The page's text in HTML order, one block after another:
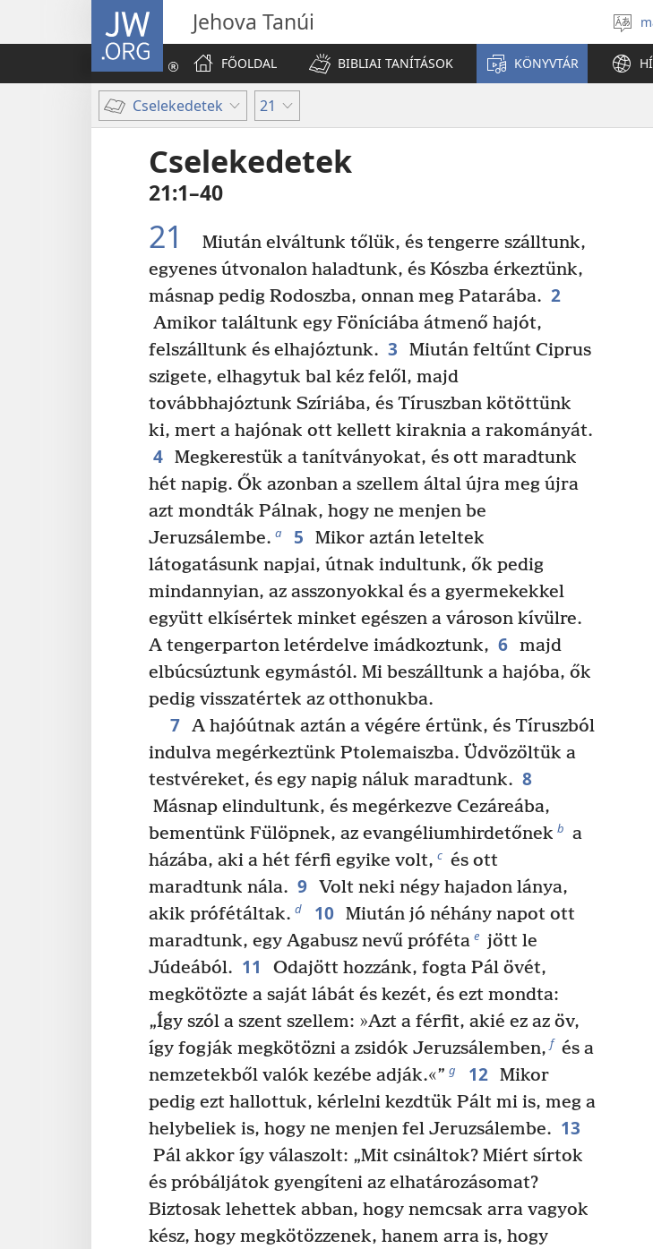
JW.ORG Jehova Tanúi
FŐOLDAL
BIBLIAI TANÍTÁSOK KÖNYVTÁR
Cselekedetek 21
Cselekedetek
21:1–40
21
Miután elváltunk tőlük, és tengerre szálltunk,
egyenes útvonalon haladtunk, és Kószba érkeztünk,
másnap pedig Rodoszba, onnan meg Patarába. 2
Amikor találtunk egy Föníciába átmenő hajót,
felszálltunk és elhajóztunk. 3
Miután feltűnt Ciprus
szigete, elhagytuk bal kéz felől, majd
továbbhajóztunk Szíriába, és Tíruszban kötöttünk
ki, mert a hajónak ott kellett kiraknia a rakományát.
4 Megkerestük a tanítványokat, és ott maradtunk
hét napig. Ők azonban a szellem által újra meg újra
azt mondták Pálnak, hogy ne menjen be
Jeruzsálembe. a 5
Mikor aztán leteltek
látogatásunk napjai, útnak indultunk, ők pedig
mindannyian, az asszonyokkal és a gyermekekkel
együtt elkísértek minket egészen a városon kívülre.
A tengerparton letérdelve imádkoztunk, 6 majd
elbúcsúztunk egymástól. Mi beszálltunk a hajóba, ők
pedig visszatértek az otthonukba.
7 A hajóútnak aztán a végére értünk, és Tíruszból
indulva megérkeztünk Ptolemaiszba. Üdvözöltük a
testvéreket, és egy napig náluk maradtunk. 8
Másnap elindultunk, és megérkezve Cezáreába,
bementünk Fülöpnek, az evangéliumhirdetőnek b a
házába, aki a hét férfi egyike volt, c és ott
maradtunk nála. 9 Volt neki négy hajadon lánya,
akik prófétáltak. d 10 Miután jó néhány napot ott
maradtunk, egy Agabusz nevű próféta e jött le
Júdeából. 11
Odajött hozzánk, fogta Pál övét,
megkötözte a saját lábát és kezét, és ezt mondta:
„Így szól a szent szellem: »Azt a férfit, akié ez az öv,
így fogják megkötözni a zsidók Jeruzsálemben, f és a
nemzetekből valók kezébe adják.«” g 12 Mikor
pedig ezt hallottuk, kérlelni kezdtük Pált mi is, meg a
helybeliek is, hogy ne menjen fel Jeruzsálembe. 13
Pál akkor így válaszolt: „Mit csináltok? Miért sírtok
és próbáljátok gyengíteni az elhatározásomat?
Biztosak lehettek abban, hogy nemcsak arra vagyok
kész, hogy megkötözzenek, hanem arra is, hogy